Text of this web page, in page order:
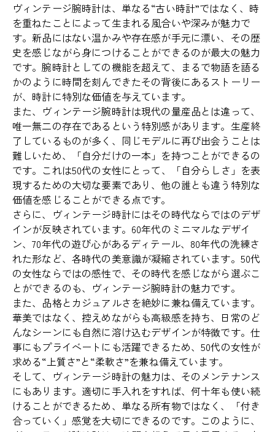
ヴィンテージ腕時計は、単なる“古い時計”ではなく、時
を重ねたことによって生まれる風合いや深みが魅力で
す。新品にはない温かみや存在感が手元に漂い、その歴
史を感じながら身につけることができるのが最大の魅力
です。腕時計としての機能を超えて、まるで物語を語る
かのように時間を刻んできたその背後にあるストーリー
が、時計に特別な価値を与えています。
また、ヴィンテージ腕時計は現代の量産品とは違って、
唯一無二の存在であるという特別感があります。生産終
了しているものが多く、同じモデルに再び出会うことは
難しいため、「自分だけの一本」を持つことができるの
です。これは50代の女性にとって、「自分らしさ」を表
現するための大切な要素であり、他の誰とも違う特別な
価値を感じることができる点です。
さらに、ヴィンテージ時計にはその時代ならではのデザ
インが反映されています。60年代のミニマルなデザイ
ン、70年代の遊び心があるディテール、80年代の洗練さ
れた形など、各時代の美意識が凝縮されています。50代
の女性ならではの感性で、その時代を感じながら選ぶこ
とができるのも、ヴィンテージ腕時計の魅力です。
また、品格とカジュアルさを絶妙に兼ね備えています。
華美ではなく、控えめながらも高級感を持ち、日常のど
んなシーンにも自然に溶け込むデザインが特徴です。仕
事にもプライベートにも活躍できるため、50代の女性が
求める“上質さ”と“柔軟さ”を兼ね備えています。
そして、ヴィンテージ時計の魅力は、そのメンテナンス
にもあります。適切に手入れをすれば、何十年も使い続
けることができるため、単なる所有物ではなく、「付き
合っていく」感覚を大切にできるのです。このように、